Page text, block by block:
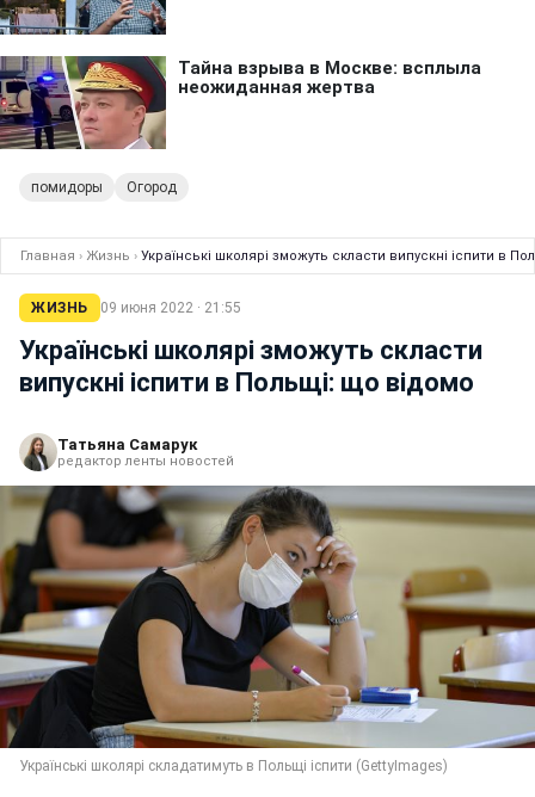
помидоры Огород
Главная › Жизнь › Українські школярі зможуть скласти випускні іспити в
ЖИЗНЬ 09 июня 2022 · 21:55
Українські школярі зможуть скласти
випускні іспити в Польщі: що відомо
Татьяна Самарук
редактор ленты новостей
Українські школярі складатимуть в Польщі іспити (GettyImages)